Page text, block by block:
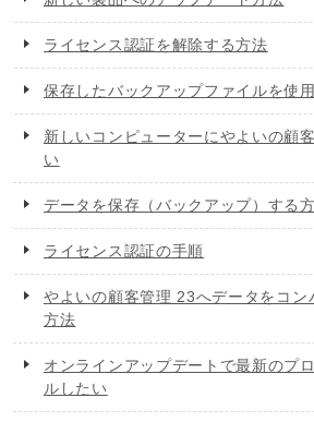
ライセンス認証を解除する方法
保存したバックアップファイルを使
新しいコンピューターにやよいの顧
い
データを保存（バックアップ）する
ライセンス認証の手順
やよいの顧客管理 23へデータをコン
方法
オンラインアップデートで最新のプ
ルしたい